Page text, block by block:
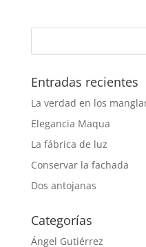
Entradas recientes
La verdad en los
Elegancia Maqua
La fábrica de luz
Conservar la fachada
Dos antojanas
Categorías
Ángel Gutiérrez